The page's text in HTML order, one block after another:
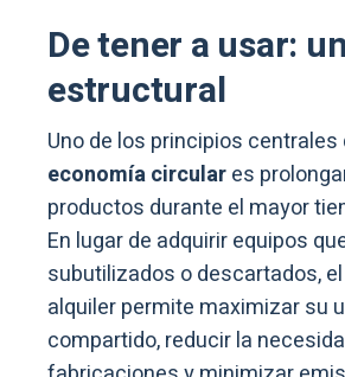
De tener a usar:
estructural
Uno de los principios centrales
economía circulares
productos durante el mayor
En lugar de adquirir equipos
subutilizados o descartados,
alquiler permite maximizar su
compartido, reducir la